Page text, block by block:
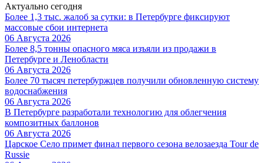
Актуально сегодня
Более 1,3 тыс. жалоб за сутки: в Петербурге фиксируют
массовые сбои интернета
06 Августа 2026
Более 8,5 тонны опасного мяса изъяли из продажи в
Петербурге и Ленобласти
06 Августа 2026
Более 70 тысяч петербуржцев получили обновленную систему
водоснабжения
06 Августа 2026
В Петербурге разработали технологию для облегчения
композитных баллонов
06 Августа 2026
Царское Село примет финал первого сезона велозаезда Tour de
Russie